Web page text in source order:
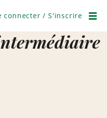
connecter / S'inscrire